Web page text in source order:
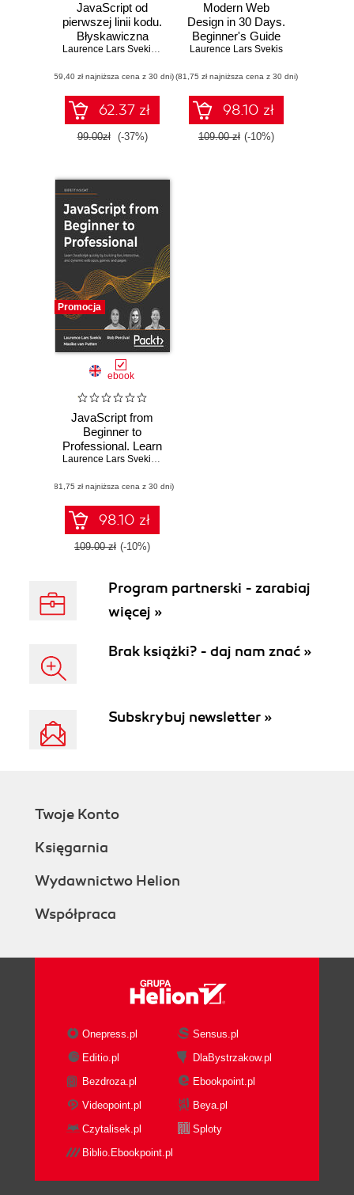
JavaScript od
pierwszej linii kodu.
Błyskawiczna
nauka pisania gier,
aplikacji
internetowych
Laurence Lars Svekis
, Maaike van Putten,Rob Percival
(59,40 zł najniższa cena z 30 dni)
62.37 zł
99.00zł (-37%)
Modern Web
Design in 30 Days.
Beginner's Guide
to HTML, CSS &
Projects,
Exercises, and AI-
Powered Learning
Laurence Lars Svekis
(81,75 zł najniższa cena z 30 dni)
98.10 zł
109.00 zł (-10%)
Promocja
ebook
JavaScript from
Beginner to
Professional. Learn
JavaScript quickly
interactive, and
dynamic web
apps, games, and
pages
Laurence Lars Svekis
,
(81,75 zł najniższa cena z 30 dni)
98.10 zł
109.00 zł (-10%)
Program partnerski - zarabiaj
więcej »
Brak książki? - daj nam znać »
Subskrybuj newsletter »
Twoje Konto
Księgarnia
Wydawnictwo Helion
Współpraca
Onepress.pl
Sensus.pl
Editio.pl
DlaBystrzakow.pl
Bezdroza.pl
Ebookpoint.pl
Videopoint.pl
Beya.pl
Czytalisek.pl
Sploty
Biblio.Ebookpoint.pl